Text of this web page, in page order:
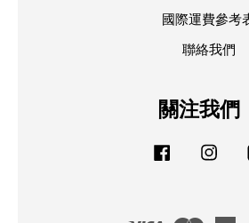
國際運費參考
聯絡我們
關注我們
Facebook